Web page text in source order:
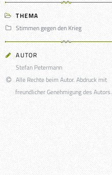
THEMA
Stimmen gegen den Krieg
AUTOR
Stefan Petermann
Alle Rechte beim Autor. Abdruck mit
freundlicher Genehmigung des Autors.